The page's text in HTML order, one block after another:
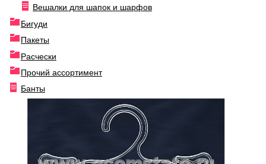
Вешалки для шапок и шарфов
Бигуди
Пакеты
Расчески
Прочий ассортимент
Банты